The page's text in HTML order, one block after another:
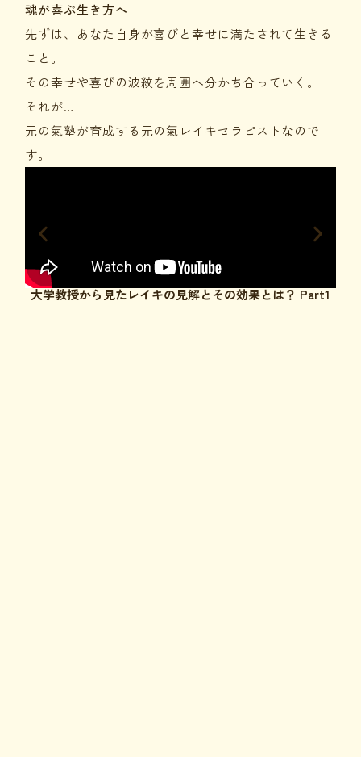
魂が喜ぶ生き方へ
先ずは、あなた自身が喜びと幸せに満たされて生きる
こと。
その幸せや喜びの波紋を周囲へ分かち合っていく。
それが…
元の氣塾が育成する元の氣レイキセラピストなので
す。
大学教授から見たレイキの見解とその効果とは？ Part1